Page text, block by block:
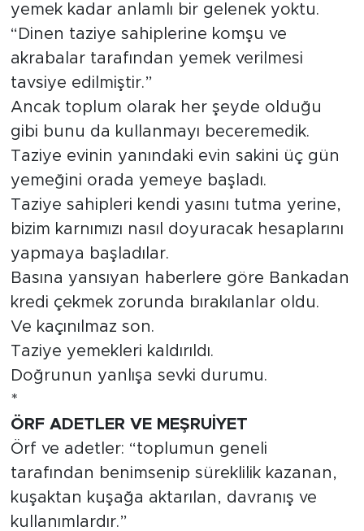
yemek kadar anlamlı bir gelenek yoktu.
“Dinen taziye sahiplerine komşu ve
akrabalar tarafından yemek verilmesi
tavsiye edilmiştir.”
Ancak toplum olarak her şeyde olduğu
gibi bunu da kullanmayı beceremedik.
Taziye evinin yanındaki evin sakini üç gün
yemeğini orada yemeye başladı.
Taziye sahipleri kendi yasını tutma yerine,
bizim karnımızı nasıl doyuracak hesaplarını
yapmaya başladılar.
Basına yansıyan haberlere göre Bankadan
kredi çekmek zorunda bırakılanlar oldu.
Ve kaçınılmaz son.
Taziye yemekleri kaldırıldı.
Doğrunun yanlışa sevki durumu.
*
ÖRF ADETLER VE MEŞRUİYET
Örf ve adetler: “toplumun geneli
tarafından benimsenip süreklilik kazanan,
kuşaktan kuşağa aktarılan, davranış ve
kullanımlardır.”